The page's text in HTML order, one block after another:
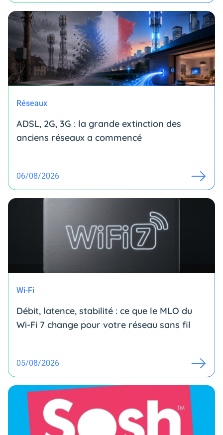
Réseaux
ADSL, 2G, 3G : la grande extinction des
anciens réseaux a commencé
06/08/2026
Wi-Fi
Débit, latence, stabilité : ce que le MLO du
Wi-Fi 7 change pour votre réseau sans fil
05/08/2026